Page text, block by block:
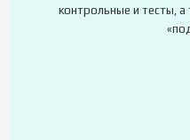
контрольные и тесты,